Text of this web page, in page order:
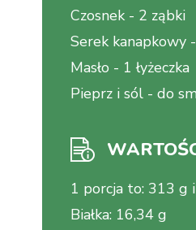
Czosnek - 2 ząbki
Serek kanapkowy -
Masło - 1 łyżeczka
Pieprz i sól - do
1 porcja to: 313 g
Białka: 16,34 g